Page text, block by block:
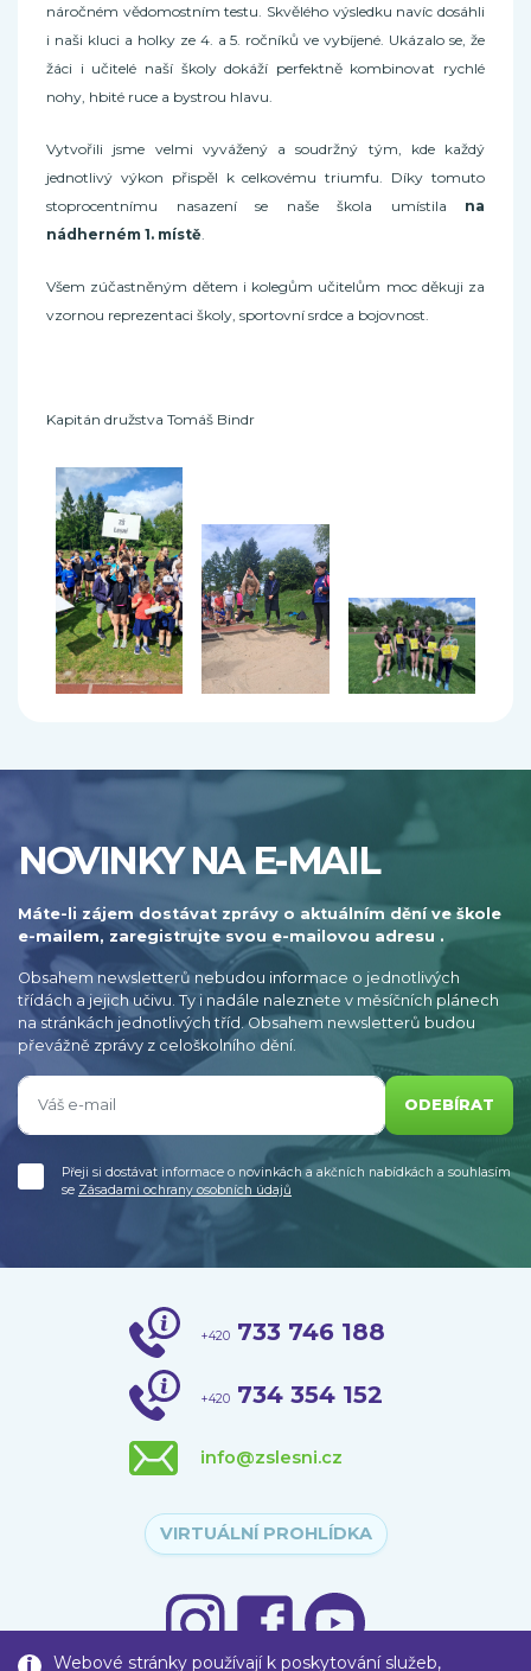
Webové stránky používají k poskytování služeb,
náročném vědomostním testu. Skvělého výsledku navíc dosáhli
i naši kluci a holky ze 4. a 5. ročníků ve vybíjené. Ukázalo se, že
žáci i učitelé naší školy dokáží perfektně kombinovat rychlé
nohy, hbité ruce a bystrou hlavu.
Vytvořili jsme velmi vyvážený a soudržný tým, kde každý
jednotlivý výkon přispěl k celkovému triumfu. Díky tomuto
stoprocentnímu nasazení se naše škola umístila na
nádherném 1. místě.
Všem zúčastněným dětem i kolegům učitelům moc děkuji za
vzornou reprezentaci školy, sportovní srdce a bojovnost.
Kapitán družstva Tomáš Bindr
NOVINKY NA E-MAIL
Máte-li zájem dostávat zprávy o aktuálním dění ve škole
e-mailem, zaregistrujte svou e-mailovou adresu .
Obsahem newsletterů nebudou informace o jednotlivých
třídách a jejich učivu. Ty i nadále naleznete v měsíčních plánech
na stránkách jednotlivých tříd. Obsahem newsletterů budou
převážně zprávy z celoškolního dění.
ODEBÍRAT
Přeji si dostávat informace o novinkách a akčních nabídkách a souhlasím
se Zásadami ochrany osobních údajů
+420 733 746 188
+420 734 354 152
info@zslesni.cz
VIRTUÁLNÍ PROHLÍDKA